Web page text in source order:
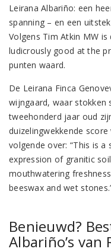
Leirana Albariño: een
spanning – en een
Volgens Tim Atkin MW
ludicrously good at the
punten waard.
De Leirana Finca
wijngaard, waar stokken
tweehonderd jaar oud
duizelingwekkende
volgende over: “This is
expression of granitic
mouthwatering
beeswax and wet
Benieuwd?
Albariño’s van